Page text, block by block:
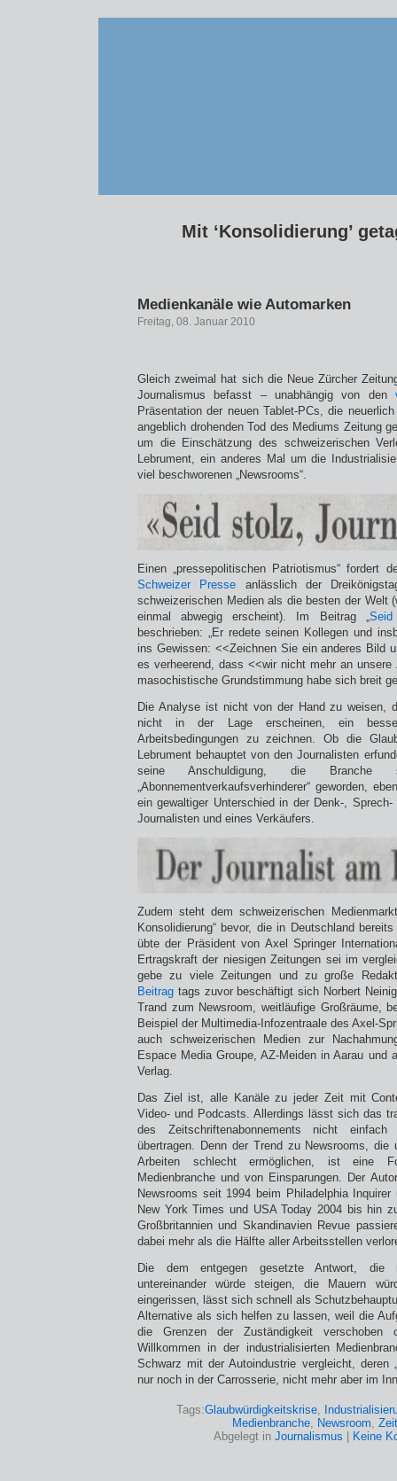
Mit ‘Konsolidierung’
Medienkanäle wie Automarken
Freitag, 08. Januar 2010
Gleich zweimal hat sich die Neue Zürcher
Journalismus befasst – unabhängig von den
Präsentation der neuen Tablet-PCs, die
angeblich drohenden Tod des Mediums Zeitung
um die Einschätzung des schweizerischen
Lebrument, ein anderes Mal um die
viel beschworenen „Newsrooms“.
Einen „pressepolitischen Patriotismus“ fordert
Schweizer Presse anlässlich der
schweizerischen Medien als die besten der Welt
einmal abwegig erscheint). Im Beitrag „
beschrieben: „Er redete seinen Kollegen und
ins Gewissen: <<Zeichnen Sie ein anderes Bild
es verheerend, dass <<wir nicht mehr an unsere
masochistische Grundstimmung habe sich breit
Die Analyse ist nicht von der Hand zu weisen,
nicht in der Lage erscheinen, ein
Arbeitsbedingungen zu zeichnen. Ob die
Lebrument behauptet von den Journalisten
seine Anschuldigung, die
„Abonnementverkaufsverhinderer“ geworden,
ein gewaltiger Unterschied in der Denk-,
Journalisten und eines Verkäufers.
Zudem steht dem schweizerischen
Konsolidierung“ bevor, die in Deutschland
übte der Präsident von Axel Springer
Ertragskraft der niesigen Zeitungen sei im
gebe zu viele Zeitungen und zu große
Beitrag tags zuvor beschäftigt sich Norbert
Trand zum Newsroom, weitläufige Großräume,
Beispiel der Multimedia-Infozentraale des Axel-
auch schweizerischen Medien zur
Espace Media Groupe, AZ-Meiden in Aarau und
Verlag.
Das Ziel ist, alle Kanäle zu jeder Zeit mit
Video- und Podcasts. Allerdings lässt sich das
des Zeitschriftenabonnements nicht
übertragen. Denn der Trend zu Newsrooms, die
Arbeiten schlecht ermöglichen, ist eine
Medienbranche und von Einsparungen. Der
Newsrooms seit 1994 beim Philadelphia
New York Times und USA Today 2004 bis hin
Großbritannien und Skandinavien Revue
dabei mehr als die Hälfte aller Arbeitsstellen
Die dem entgegen gesetzte Antwort, die
untereinander würde steigen, die Mauern
eingerissen, lässt sich schnell als
Alternative als sich helfen zu lassen, weil die
die Grenzen der Zuständigkeit verschoben
Willkommen in der industrialisierten
Schwarz mit der Autoindustrie vergleicht, deren
nur noch in der Carrosserie, nicht mehr aber im
Tags:Glaubwürdigkeitskrise,
Medienbranche, Newsroom,
Abgelegt in Journalismus Keine